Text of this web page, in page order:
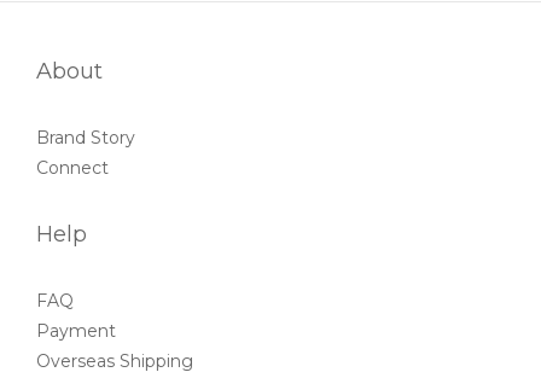
About
Brand Story
Connect
Help
FAQ
Payment
Overseas Shipping